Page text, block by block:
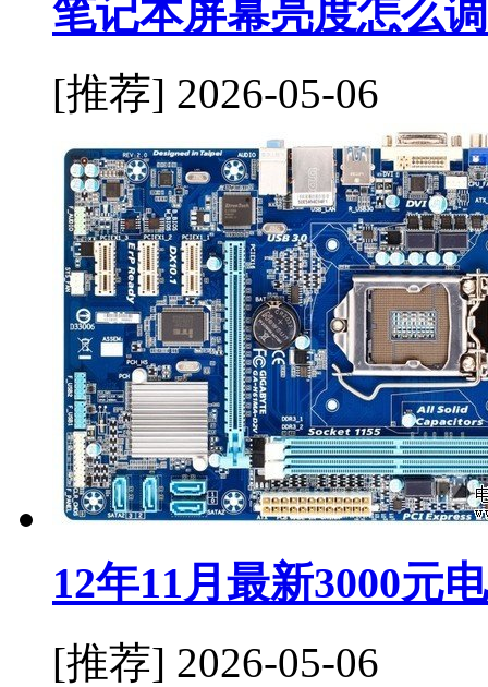
笔记本屏幕亮度怎么
[推荐] 2026-05-06
12年11月最新3000元
[推荐] 2026-05-06